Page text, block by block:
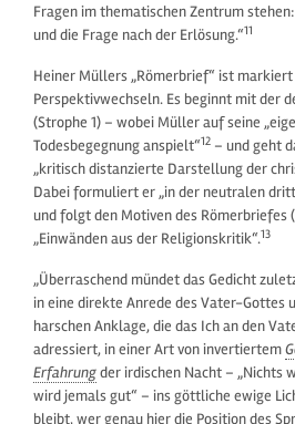
Fragen im thematischen Zentrum
und die Frage nach der Erlösung.“11
Heiner Müllers „Römerbrief“ ist
Perspektivwechseln. Es beginnt mit der
(Strophe 1) – wobei Müller auf seine
Todesbegegnung anspielt“12 – und geht
„kritisch distanzierte Darstellung der
Dabei formuliert er „in der neutralen
und folgt den Motiven des Römerbriefes
„Einwänden aus der Religionskritik“.13
„Überraschend mündet das Gedicht
in eine direkte Anrede des Vater-Gottes
harschen Anklage, die das Ich an den
adressiert, in einer Art von invertiertem
Erfahrungder irdischen Nacht – „Nichts
wird jemals gut“ – ins göttliche ewige
bleibt, wer genau hier die Position des